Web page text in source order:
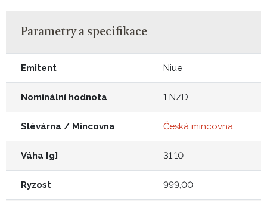
Parametry a specifikace
Emitent Niue
Nominální hodnota 1 NZD
Slévárna / Mincovna Česká mincovna
Váha [g] 31,10
Ryzost 999,00